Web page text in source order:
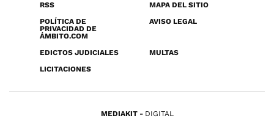
RSS
MAPA DEL SITIO
POLÍTICA DE
PRIVACIDAD DE
ÁMBITO.COM
AVISO LEGAL
EDICTOS JUDICIALES
MULTAS
LICITACIONES
MEDIAKIT DIGITAL